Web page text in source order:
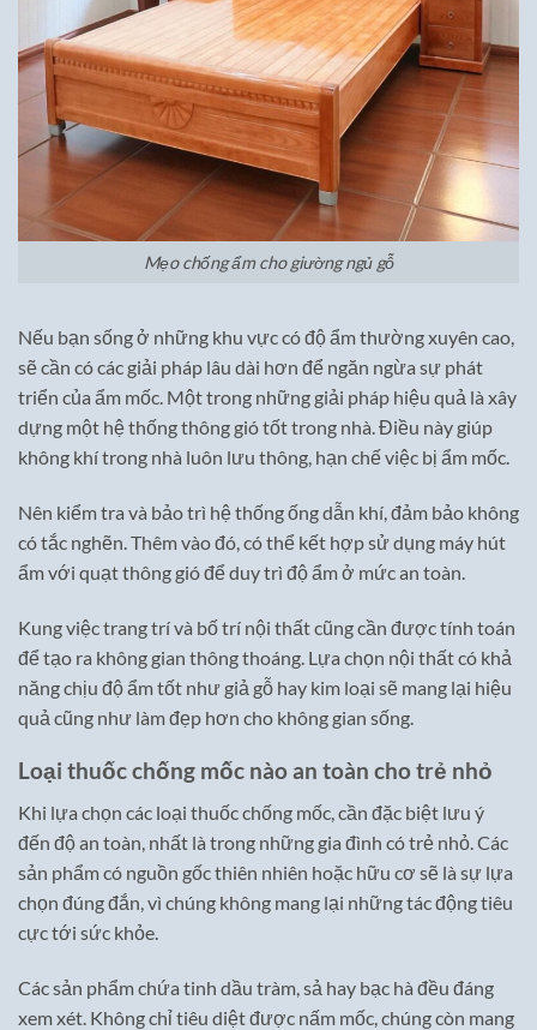
Mẹo chống ẩm cho giường ngủ gỗ
Nếu bạn sống ở những khu vực có độ ẩm thường xuyên cao,
sẽ cần có các giải pháp lâu dài hơn để ngăn ngừa sự phát
triển của ẩm mốc. Một trong những giải pháp hiệu quả là xây
dựng một hệ thống thông gió tốt trong nhà. Điều này giúp
không khí trong nhà luôn lưu thông, hạn chế việc bị ẩm mốc.
Nên kiểm tra và bảo trì hệ thống ống dẫn khí, đảm bảo không
có tắc nghẽn. Thêm vào đó, có thể kết hợp sử dụng máy hút
ẩm với quạt thông gió để duy trì độ ẩm ở mức an toàn.
Kung việc trang trí và bố trí nội thất cũng cần được tính toán
để tạo ra không gian thông thoáng. Lựa chọn nội thất có khả
năng chịu độ ẩm tốt như giả gỗ hay kim loại sẽ mang lại hiệu
quả cũng như làm đẹp hơn cho không gian sống.
Loại thuốc chống mốc nào an toàn cho trẻ nhỏ
Khi lựa chọn các loại thuốc chống mốc, cần đặc biệt lưu ý
đến độ an toàn, nhất là trong những gia đình có trẻ nhỏ. Các
sản phẩm có nguồn gốc thiên nhiên hoặc hữu cơ sẽ là sự lựa
chọn đúng đắn, vì chúng không mang lại những tác động tiêu
cực tới sức khỏe.
Các sản phẩm chứa tinh dầu tràm, sả hay bạc hà đều đáng
xem xét. Không chỉ tiêu diệt được nấm mốc, chúng còn mang